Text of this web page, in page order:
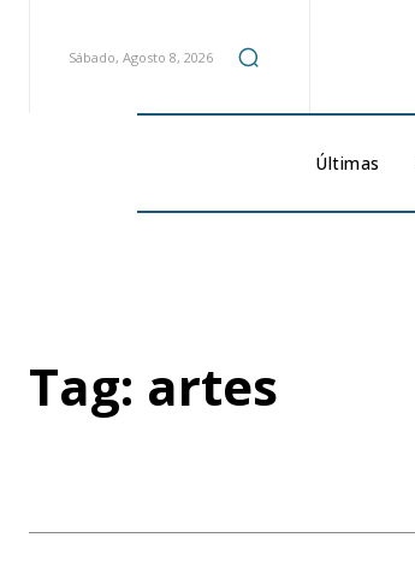
Sábado, Agosto 8, 2026
Últimas
Tag: artes